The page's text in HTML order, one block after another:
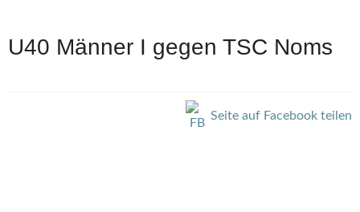
U40 Männer I gegen TSC Noms
Seite auf Facebook teilen